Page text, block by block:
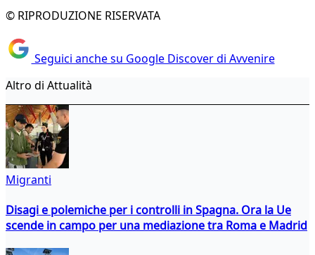
© RIPRODUZIONE RISERVATA
Seguici anche su Google Discover di Avvenire
Altro di Attualità
Migranti
Disagi e polemiche per i controlli in Spagna. Ora la Ue
scende in campo per una mediazione tra Roma e Madrid